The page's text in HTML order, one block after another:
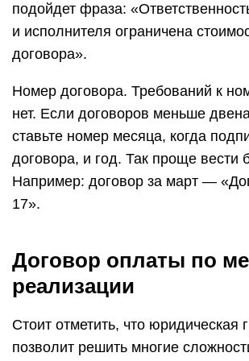
подойдет фраза:
и исполнителя ограничена
договора».
Номер договора. Требований к
нет. Если договоров меньше
ставьте номер месяца, когда
договора, и год. Так проще вести
Например: договор за март —
17».
Договор оплаты по
реализации
Стоит отметить, что юридическая
позволит решить многие